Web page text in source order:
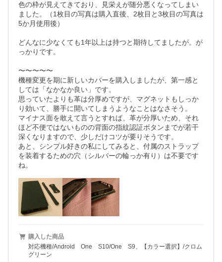
色の枠が見えてきており、見栄えが随分悪くなってしまい
ました。（1枚目の写真は購入直後、2枚目と3枚目の写真は
5か月使用後）
どんなに少なくても1年以上は持つと期待してましたが。が
っかりです。
〜〜〜〜〜
機種変更を期に新しいカバーを購入しましたが、第一感と
しては「なかなか良い」です。
思っていたよりも革は分厚めですが、マグネットもしっか
り効いて、勝手に開いてしまうようなことはなさそう。
マイナス面を敢えて言うとすれば、革が分厚いため、それ
ほど不便ではないものの背面の指紋認証ボタンまでが若干
深くなりますので、少しだけコツが要りそうです。
あと、シンプル好きの私にしてみると、付属のストラップ
を装着するための穴（シルバーの輪っか有り）は不要です
ね。
購入した商品
対応機種/Android One S10/One S9、【カラー選択】/クロム
グリーン